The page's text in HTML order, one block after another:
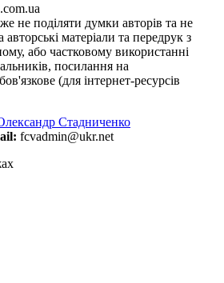
не поділяти думки авторів та не
авторські матеріали та передрук з
або частковому використанні
посилання на
(для інтернет-ресурсів
Стадниченко
fcvadmin@ukr.net